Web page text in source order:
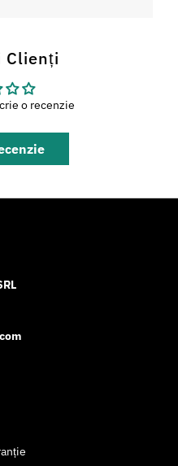
Clienți
o recenzie